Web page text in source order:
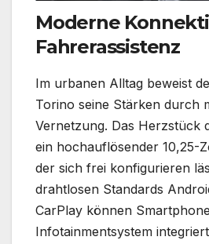
Moderne
Fahrerassistenz
Im urbanen Alltag beweist
Torino seine Stärken durch
Vernetzung. Das Herzstück
ein hochauflösender 10,25-
der sich frei konfigurieren
drahtlosen Standards
CarPlay können
Infotainmentsystem